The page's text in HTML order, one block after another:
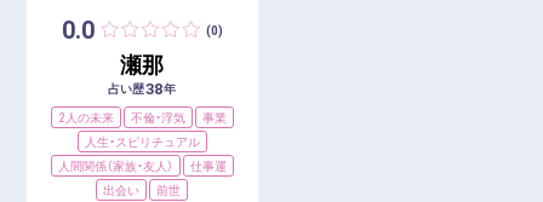
0.0 (0)
瀬那
占い歴38年
2人の未来
不倫・浮気
事業
人生・スピリチュアル
人間関係（家族・友人）
仕事運
出会い
前世